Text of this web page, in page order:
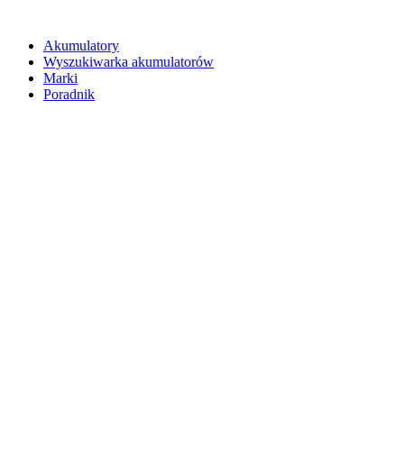
Akumulatory
Wyszukiwarka akumulatorów
Marki
Poradnik